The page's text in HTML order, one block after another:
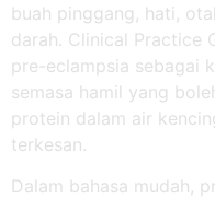
buah pinggang, hati,
darah. Clinical Practice
pre-eclampsia sebagai
semasa hamil yang
protein dalam air
terkesan.
Dalam bahasa mudah,